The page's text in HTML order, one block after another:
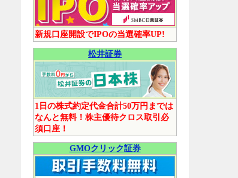
新規口座開設でIPOの当選確率UP!
松井証券
1日の株式約定代金合計50万円までは
なんと無料！株主優待クロス取引必
須口座！
GMOクリック証券